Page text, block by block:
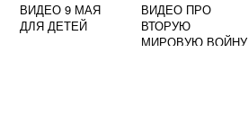
ВИДЕО 9 МАЯ
ДЛЯ ДЕТЕЙ
ВИДЕО ПРО
ВТОРУЮ
МИРОВУЮ ВОЙНУ